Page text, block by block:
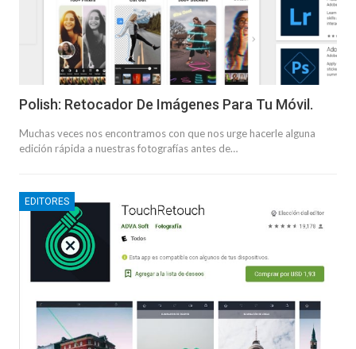
Polish: Retocador De Imágenes Para Tu Móvil.
Muchas veces nos encontramos con que nos urge hacerle alguna
edición rápida a nuestras fotografías antes de…
EDITORES